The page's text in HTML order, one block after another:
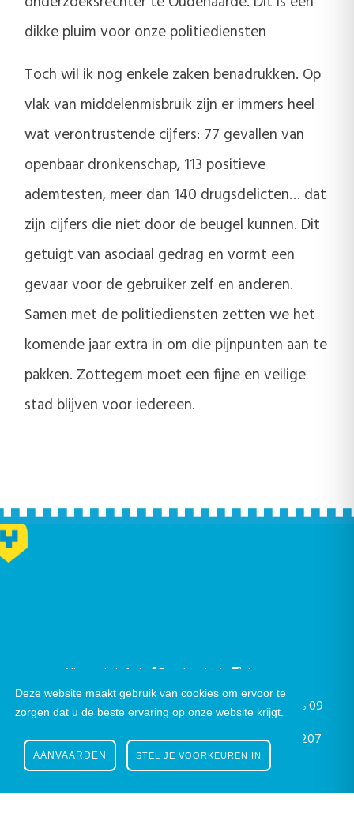
Deze website maakt gebruik van cookies om ervoor te
zorgen dat u de beste ervaring op onze website krijgt.
STEL JE VOORKEUREN IN
AANVAARDEN
dikke pluim voor onze politiediensten
Toch wil ik nog enkele zaken benadrukken. Op
vlak van middelenmisbruik zijn er immers heel
wat verontrustende cijfers: 77 gevallen van
openbaar dronkenschap, 113 positieve
ademtesten, meer dan 140 drugsdelicten… dat
zijn cijfers die niet door de beugel kunnen. Dit
getuigt van asociaal gedrag en vormt een
gevaar voor de gebruiker zelf en anderen.
Samen met de politiediensten zetten we het
komende jaar extra in om die pijnpunten aan te
pakken. Zottegem moet een fijne en veilige
stad blijven voor iedereen.
Nieuwsbrief | Facebook |
Instagram
Gustaaf Schockaertstraat 7, 9620 Zottegem |
09
364 65 00| info@zottegem.be| Btw BE 0207
444 990